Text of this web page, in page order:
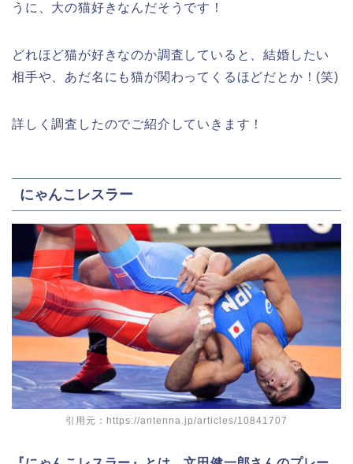
うに、大の猫好きなんだそうです！
どれほど猫が好きなのか調査していると、結婚したい
相手や、あだ名にも猫が関わってくるほどだとか！(笑)
詳しく調査したのでご紹介していきます！
にゃんこレスラー
引用元：https://antenna.jp/articles/10841707